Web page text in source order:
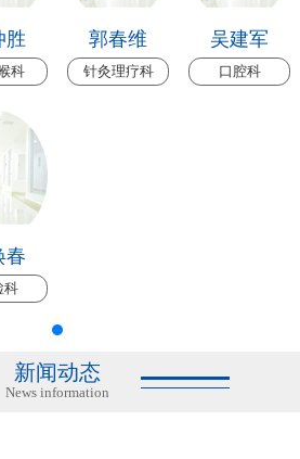
胜
科
郭春维
针灸理疗科
吴建军
口腔科
春
科
新闻动态
News information